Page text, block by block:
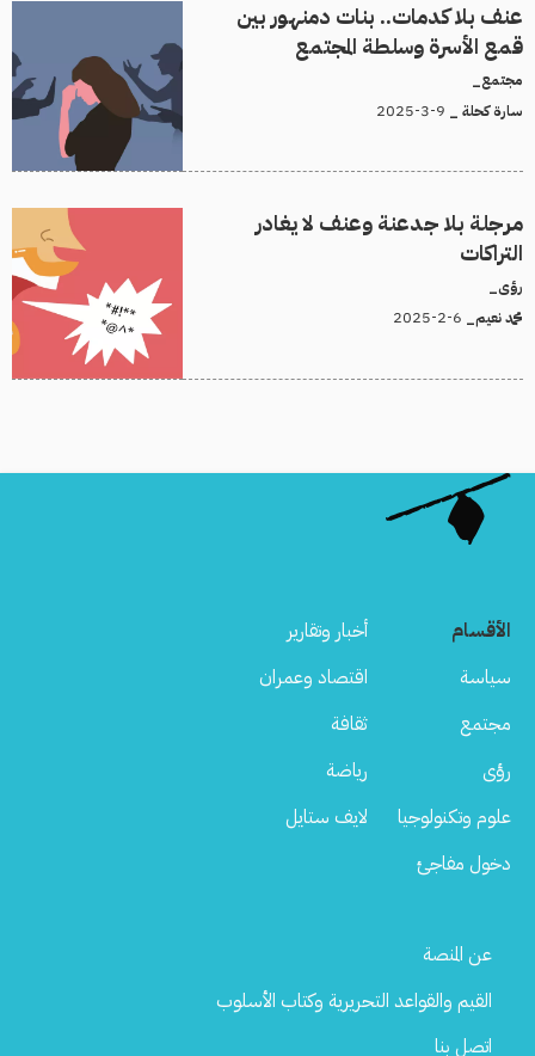
عنف بلا كدمات.. بنات دمنهور بين
قمع الأسرة وسلطة المجتمع
مجتمع_
سارة كحلة _
مرجلة بلا جدعنة وعنف لا يغادر
التراكات
رؤى_
محمد نعيم_
الأقسام
أخبار وتقارير
سياسة
اقتصاد وعمران
مجتمع
ثقافة
رؤى
رياضة
علوم وتكنولوجيا
لايف ستايل
دخول مفاجئ
Footer
عن المنصة
القيم والقواعد التحريرية وكتاب الأسلوب
اتصل بنا